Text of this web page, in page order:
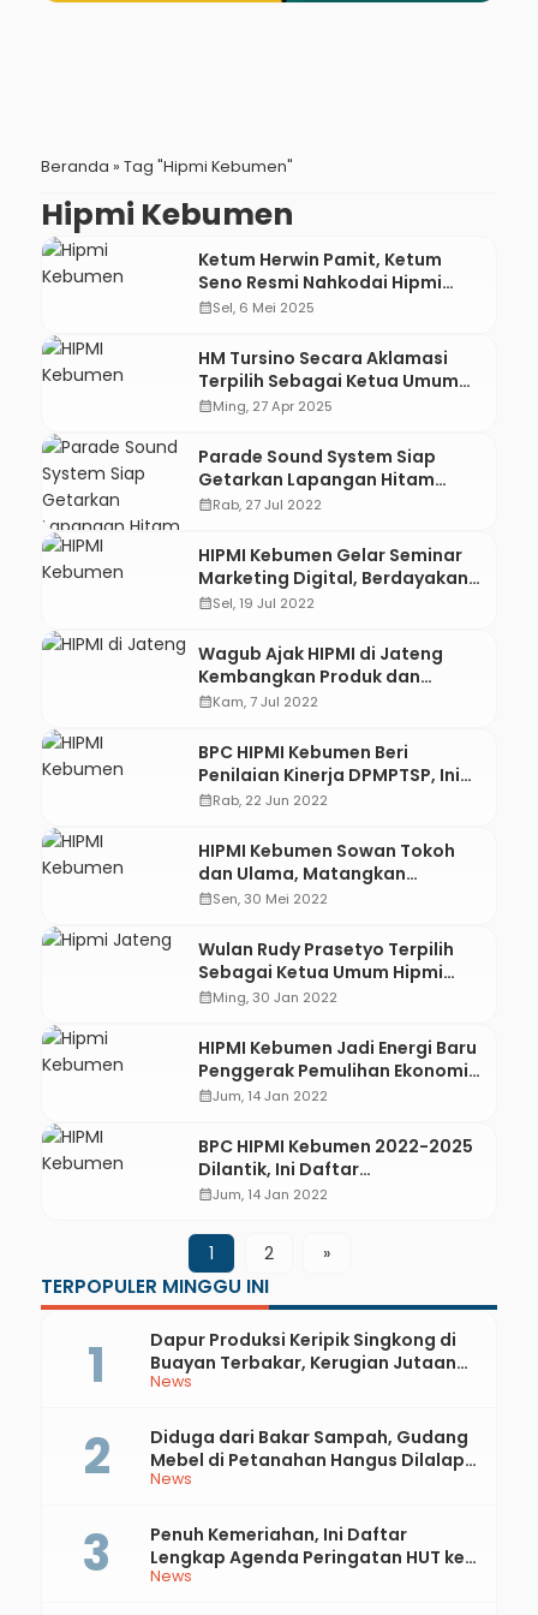
Beranda » Tag "Hipmi Kebumen"
Hipmi Kebumen
Ketum Herwin Pamit, Ketum
Seno Resmi Nahkodai Hipmi
Kebumen 2025-2028
calendar_monthSel, 6 Mei 2025
HM Tursino Secara Aklamasi
Terpilih Sebagai Ketua Umum
BPC HIPMI Kebumen 2025–2028
calendar_monthMing, 27 Apr 2025
Parade Sound System Siap
Getarkan Lapangan Hitam
Sempor
calendar_monthRab, 27 Jul 2022
HIPMI Kebumen Gelar Seminar
Marketing Digital, Berdayakan
UMKM Pascapandemi
calendar_monthSel, 19 Jul 2022
Wagub Ajak HIPMI di Jateng
Kembangkan Produk dan
Wisata Halal
calendar_monthKam, 7 Jul 2022
BPC HIPMI Kebumen Beri
Penilaian Kinerja DPMPTSP, Ini
Hasilnya
calendar_monthRab, 22 Jun 2022
HIPMI Kebumen Sowan Tokoh
dan Ulama, Matangkan
Program Pesantrenpreneur
calendar_monthSen, 30 Mei 2022
Wulan Rudy Prasetyo Terpilih
Sebagai Ketua Umum Hipmi
Jateng
calendar_monthMing, 30 Jan 2022
HIPMI Kebumen Jadi Energi Baru
Penggerak Pemulihan Ekonomi
Pasca Pandemi
calendar_monthJum, 14 Jan 2022
BPC HIPMI Kebumen 2022-2025
Dilantik, Ini Daftar
Kepengurusannya
calendar_monthJum, 14 Jan 2022
1 2 »
TERPOPULER MINGGU INI
News
Dapur Produksi Keripik Singkong di
Buayan Terbakar, Kerugian Jutaan
Rupiah
News
Diduga dari Bakar Sampah, Gudang
Mebel di Petanahan Hangus Dilalap
Api
News
Penuh Kemeriahan, Ini Daftar
Lengkap Agenda Peringatan HUT ke-
81 RI dan Hari Jadi ke-397 Kabupaten